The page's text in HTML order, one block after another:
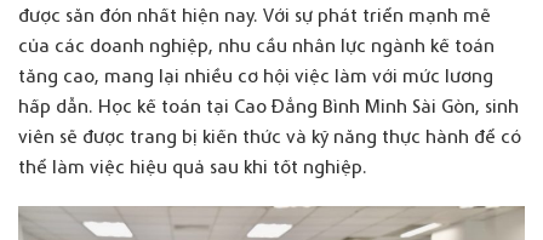
được săn đón nhất hiện nay. Với sự phát triển mạnh mẽ
của các doanh nghiệp, nhu cầu nhân lực ngành kế toán
tăng cao, mang lại nhiều cơ hội việc làm với mức lương
hấp dẫn. Học kế toán tại Cao Đẳng Bình Minh Sài Gòn, sinh
viên sẽ được trang bị kiến thức và kỹ năng thực hành để có
thể làm việc hiệu quả sau khi tốt nghiệp.